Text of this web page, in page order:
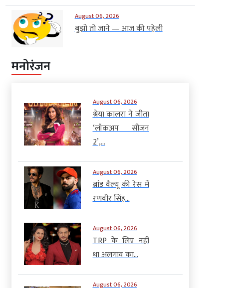
August 06, 2026
बुझो तो जाने — आज की पहेली
मनोरंजन
August 06, 2026
श्रेया कालरा ने जीता
‘लॉकअप सीजन
2’,...
August 06, 2026
ब्रांड वैल्यू की रेस में
रणवीर सिंह...
August 06, 2026
TRP के लिए नहीं
था अलगाव का...
August 06, 2026